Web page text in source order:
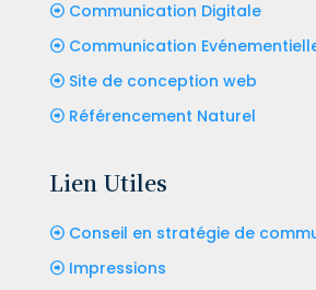
Communication Digitale
Communication
Site de conception web
Référencement Naturel
Lien Utiles
Conseil en stratégie de
Impressions